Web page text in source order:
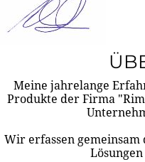
Meine jahrelange
Produkte der Firma
Wir erfassen